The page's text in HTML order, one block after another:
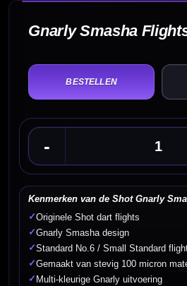
Gnarly Smasha
Kenmerken van de Shot Gnarly
✓Originele Shot dart flights
✓Gnarly Smasha design
✓Standard No.6 / Small Standard
✓Gemaakt van stevig 100 micron
✓ Multi-kleurige Gnarly uitvoering
-